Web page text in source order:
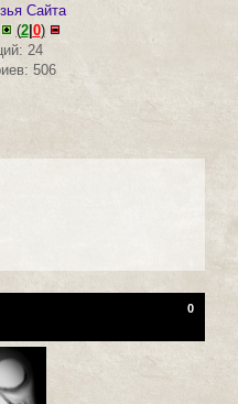
Сайта
(2|0)
24
506
0